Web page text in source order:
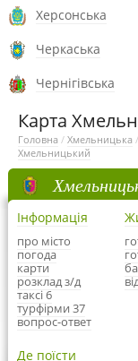
Херсонська
Черкаська
Чернігівська
Карта
Головна / Хмельницька /
Хмельницький
Інформація
про місто
погода
карти
розклад з/д
таксі 6
турфірми 37
вопрос-ответ
Де поїсти